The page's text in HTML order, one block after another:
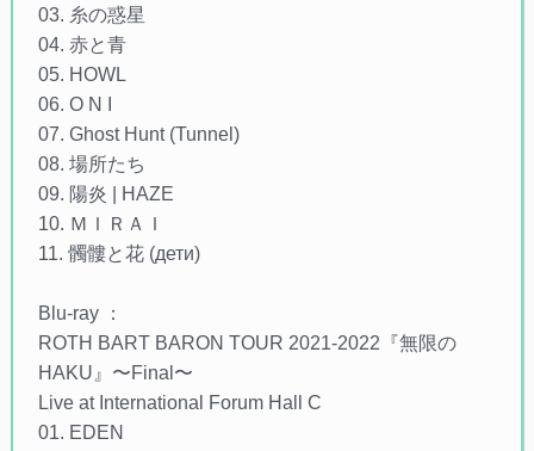
03. 糸の惑星
04. 赤と青
05. HOWL
06. O N I
07. Ghost Hunt (Tunnel)
08. 場所たち
09. 陽炎 | HAZE
10. ＭＩＲＡＩ
11. 髑髏と花 (дети)
Blu-ray ：
ROTH BART BARON TOUR 2021-2022『無限の
HAKU』〜Final〜
Live at International Forum Hall C
01. EDEN